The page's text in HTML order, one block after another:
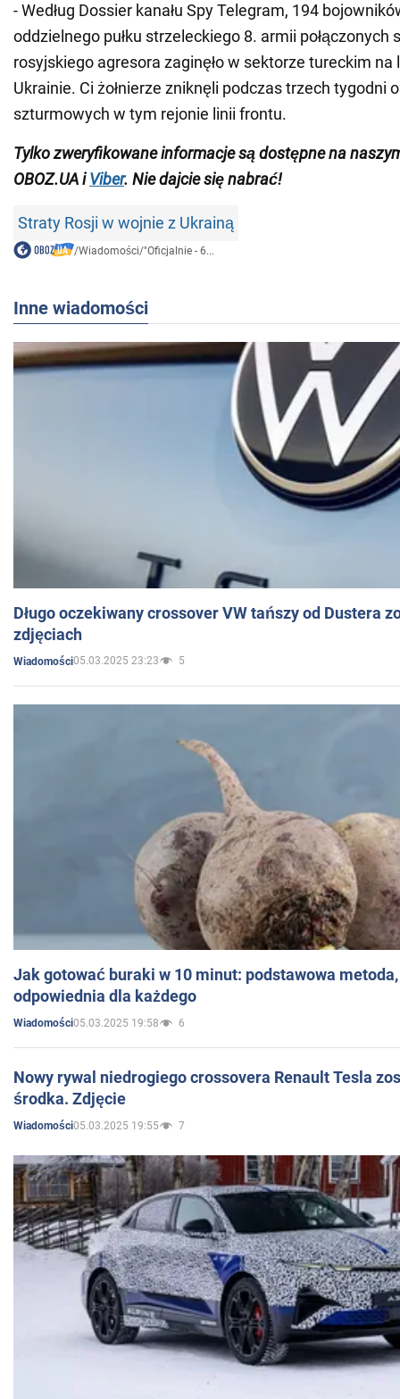
- Według Dossier kanału Spy Telegram, 194
oddzielnego pułku strzeleckiego 8. armii połączonych
rosyjskiego agresora zaginęło w sektorze tureckim na
Ukrainie. Ci żołnierze zniknęli podczas trzech tygodni
szturmowych w tym rejonie linii frontu.
Tylko zweryfikowane informacje są dostępne na
OBOZ.UA iViber. Nie dajcie się nabrać!
Straty Rosji w wojnie z Ukrainą
/Wiadomości/"Oficjalnie - 6...
Inne wiadomości
Długo oczekiwany crossover VW tańszy od Dustera
zdjęciach
Wiadomości05.03.2025 23:23 5
Jak gotować buraki w 10 minut: podstawowa
odpowiednia dla każdego
Wiadomości05.03.2025 19:58 6
Nowy rywal niedrogiego crossovera Renault Tesla
środka. Zdjęcie
Wiadomości05.03.2025 19:55 7